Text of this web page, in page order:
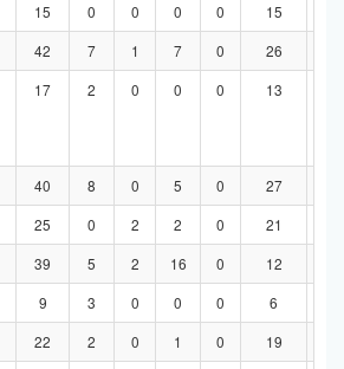
15 0 0 0 0 15
42 7 1 7 0 26
17 2 0 0 0 13
40 8 0 5 0 27
25 0 2 2 0 21
39 5 2 16 0 12
9 3 0 0 0 6
22 2 0 1 0 19